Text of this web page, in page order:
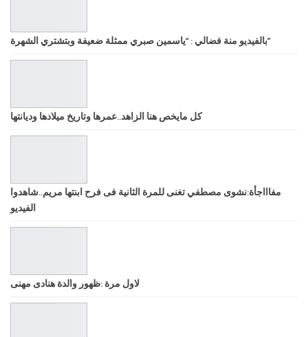
بالفيديو منة فضالي : “ياسمين صبري ممثلة ضعيفة وبتشتري الشهرة”
كل مايخص هنا الزاهد..عمرها وتاريخ ميلادها وديانتها
مفاااجأة:نشوى مصطفي تغنى للمرة الثانية فى فرح ابنتها مريم..شاهدوا
الفيديو
لاول مرة :ظهور والدة هنادى مهنى